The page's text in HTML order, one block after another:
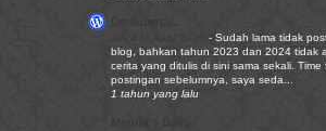
- Sudah lama tidak
blog, bahkan tahun 2023 dan 2024 tidak
cerita yang ditulis di sini sama sekali. Time
postingan sebelumnya, saya seda...
1 tahun yang lalu